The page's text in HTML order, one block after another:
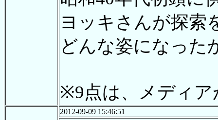
ヨッキさんが探索
どんな姿になった
※9点は、メディア
2012-09-09 15:46:51